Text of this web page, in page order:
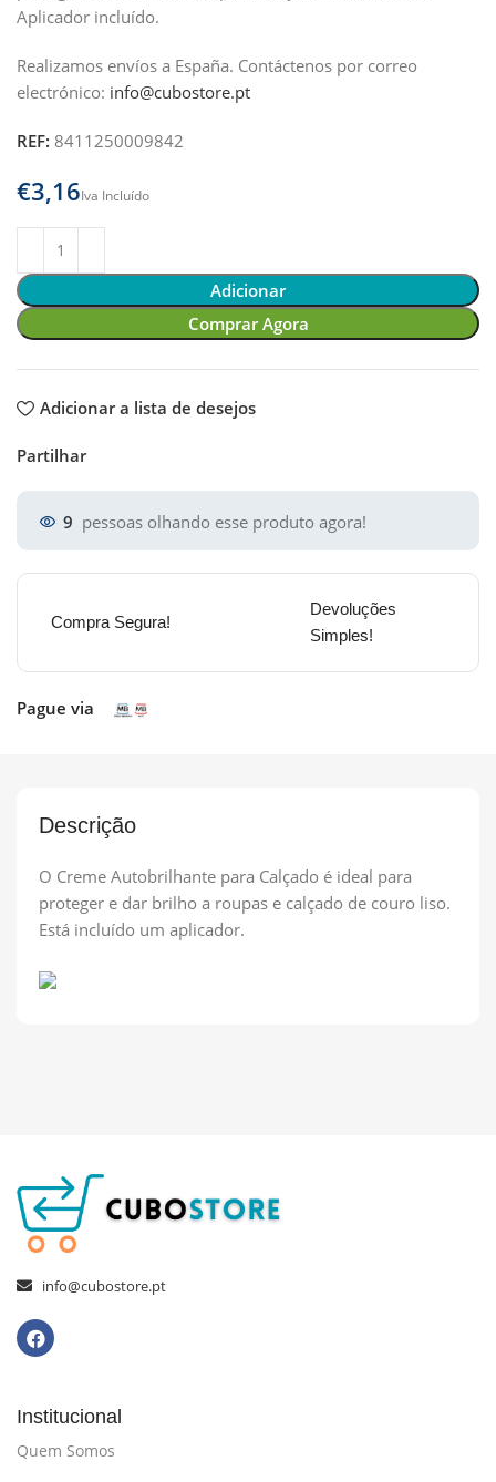
Aplicador incluído.
Realizamos envíos a España. Contáctenos por correo
electrónico: info@cubostore.pt
REF:8411250009842
€
Adicionar
Comprar Agora
Adicionar a lista de desejos
Partilhar
9 pessoas olhando esse produto agora!
Compra Segura!
Devoluções
Simples!
Pague via
Descrição
O Creme Autobrilhante para Calçado é ideal para
proteger e dar brilho a roupas e calçado de couro liso.
Está incluído um aplicador.
info@cubostore.pt
Institucional
Quem Somos